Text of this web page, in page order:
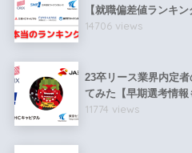
【就職偏差値ランキン
14706 views
23卒リース業界内定
てみた【早期選考情報
11774 views